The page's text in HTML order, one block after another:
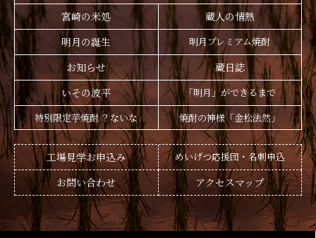
宮崎の米処
蔵人の情熱
明月の誕生
明月プレミアム焼酎
お知らせ
蔵日誌
いその波平
「明月」ができるまで
特別限定芋焼酎 ？ないな
焼酎の神様「金松法然」
工場見学お申込み めいげつ応援団・名刺申込
お問い合わせ アクセスマップ